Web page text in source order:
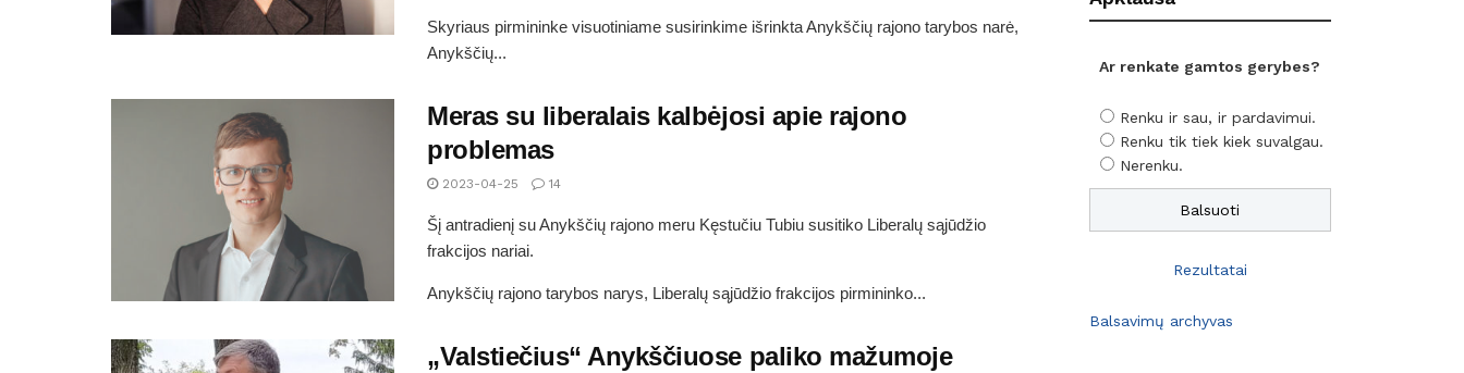
Skyriaus pirmininke visuotiniame susirinkime išrinkta Anykščių rajono tarybos narė,
Anykščių...
Meras su liberalais kalbėjosi apie rajono
problemas
2023-04-25 14
Šį antradienį su Anykščių rajono meru Kęstučiu Tubiu susitiko Liberalų sąjūdžio
frakcijos nariai.
Anykščių rajono tarybos narys, Liberalų sąjūdžio frakcijos pirmininko...
„Valstiečius“ Anykščiuose paliko mažumoje
Ar renkate gamtos gerybes?
Renku ir sau, ir pardavimui.
Renku tik tiek kiek suvalgau.
Nerenku.
Rezultatai
Balsavimų archyvas